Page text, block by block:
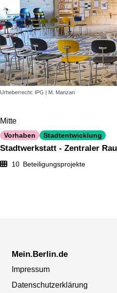
Urheberrecht: IPG | M. Manzari
Mitte
Vorhaben Stadtentwicklung
Stadtwerkstatt - Zentraler
10 Beteiligungsprojekte
Mein.Berlin.de
Impressum
Datenschutzerklärung